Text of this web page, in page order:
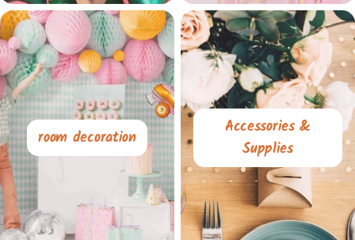
room decoration
Accessories &
Supplies